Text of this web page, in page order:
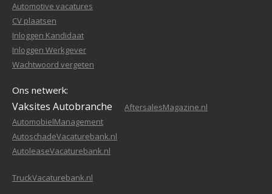
Automotive vacatures
CV plaatsen
Inloggen Kandidaat
Inloggen Werkgever
Wachtwoord vergeten
Ons netwerk:
Vaksites Autobranche
AftersalesMagazine.nl
AutomobielManagement
AutoschadeVacaturebank.nl
AutoleaseVacaturebank.nl
TruckVacaturebank.nl